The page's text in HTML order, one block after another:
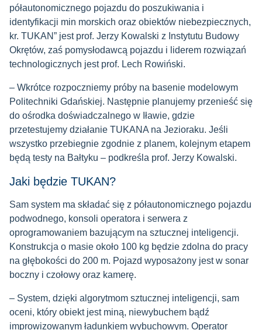
półautonomicznego pojazdu do poszukiwania i
identyfikacji min morskich oraz obiektów niebezpiecznych,
kr. TUKAN” jest prof. Jerzy Kowalski z Instytutu Budowy
Okrętów, zaś pomysłodawcą pojazdu i liderem rozwiązań
technologicznych jest prof. Lech Rowiński.
– Wkrótce rozpoczniemy próby na basenie modelowym
Politechniki Gdańskiej. Następnie planujemy przenieść się
do ośrodka doświadczalnego w Iławie, gdzie
przetestujemy działanie TUKANA na Jezioraku. Jeśli
wszystko przebiegnie zgodnie z planem, kolejnym etapem
będą testy na Bałtyku – podkreśla prof. Jerzy Kowalski.
Jaki będzie TUKAN?
Sam system ma składać się z półautonomicznego pojazdu
podwodnego, konsoli operatora i serwera z
oprogramowaniem bazującym na sztucznej inteligencji.
Konstrukcja o masie około 100 kg będzie zdolna do pracy
na głębokości do 200 m. Pojazd wyposażony jest w sonar
boczny i czołowy oraz kamerę.
– System, dzięki algorytmom sztucznej inteligencji, sam
oceni, który obiekt jest miną, niewybuchem bądź
improwizowanym ładunkiem wybuchowym. Operator